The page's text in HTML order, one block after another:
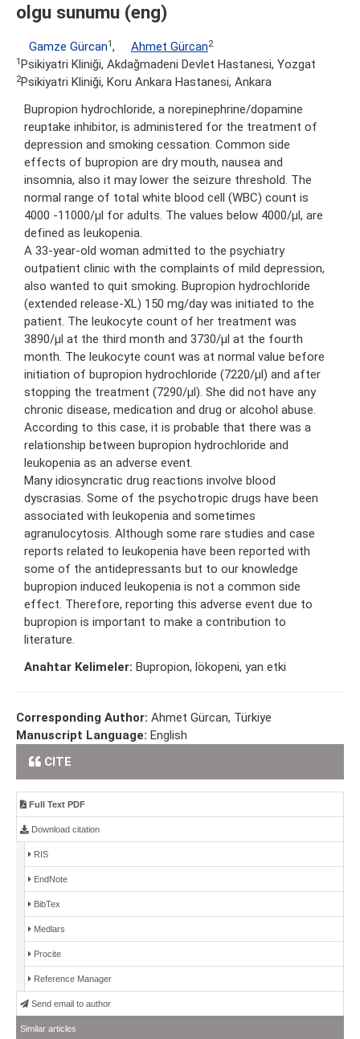
olgu sunumu (eng)
Gamze Gürcan1, Ahmet Gürcan2
1Psikiyatri Kliniği, Akdağmadeni Devlet Hastanesi, Yozgat
2Psikiyatri Kliniği, Koru Ankara Hastanesi, Ankara
Bupropion hydrochloride, a norepinephrine/dopamine
reuptake inhibitor, is administered for the treatment of
depression and smoking cessation. Common side
effects of bupropion are dry mouth, nausea and
insomnia, also it may lower the seizure threshold. The
normal range of total white blood cell (WBC) count is
4000 -11000/µl for adults. The values below 4000/µl, are
defined as leukopenia.
A 33-year-old woman admitted to the psychiatry
outpatient clinic with the complaints of mild depression,
also wanted to quit smoking. Bupropion hydrochloride
(extended release-XL) 150 mg/day was initiated to the
patient. The leukocyte count of her treatment was
3890/µl at the third month and 3730/µl at the fourth
month. The leukocyte count was at normal value before
initiation of bupropion hydrochloride (7220/µl) and after
stopping the treatment (7290/µl). She did not have any
chronic disease, medication and drug or alcohol abuse.
According to this case, it is probable that there was a
relationship between bupropion hydrochloride and
leukopenia as an adverse event.
Many idiosyncratic drug reactions involve blood
dyscrasias. Some of the psychotropic drugs have been
associated with leukopenia and sometimes
agranulocytosis. Although some rare studies and case
reports related to leukopenia have been reported with
some of the antidepressants but to our knowledge
bupropion induced leukopenia is not a common side
effect. Therefore, reporting this adverse event due to
bupropion is important to make a contribution to
literature.
Anahtar Kelimeler: Bupropion, lökopeni, yan etki
Corresponding Author: Ahmet Gürcan, Türkiye
Manuscript Language: English
CITE
Full Text PDF
Download citation
RIS
EndNote
BibTex
Medlars
Procite
Reference Manager
Send email to author
Similar articles